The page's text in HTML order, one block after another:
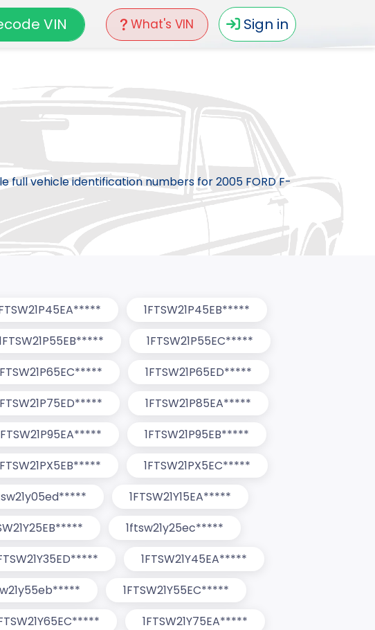
What's VIN Sign in
VIN
vehicle identification numbers for 2005 FORD F-
1FTSW21P45EB*****
1FTSW21P55EC*****
1FTSW21P65ED*****
1FTSW21P85EA*****
1FTSW21P95EB*****
1FTSW21PX5EC*****
1FTSW21Y15EA*****
1ftsw21y25ec*****
1FTSW21Y45EA*****
1FTSW21Y55EC*****
1FTSW21Y75EA*****